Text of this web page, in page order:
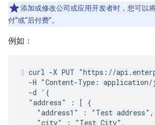
添加或修改公司或应用开发者时，您可以
付”或“后付费”。
例如：
curl -X PUT "https://
-H "Content-Type: application/
  -d '{
  "address" : [ {
    "address1" : "Test address",
    "city" : "Test City",